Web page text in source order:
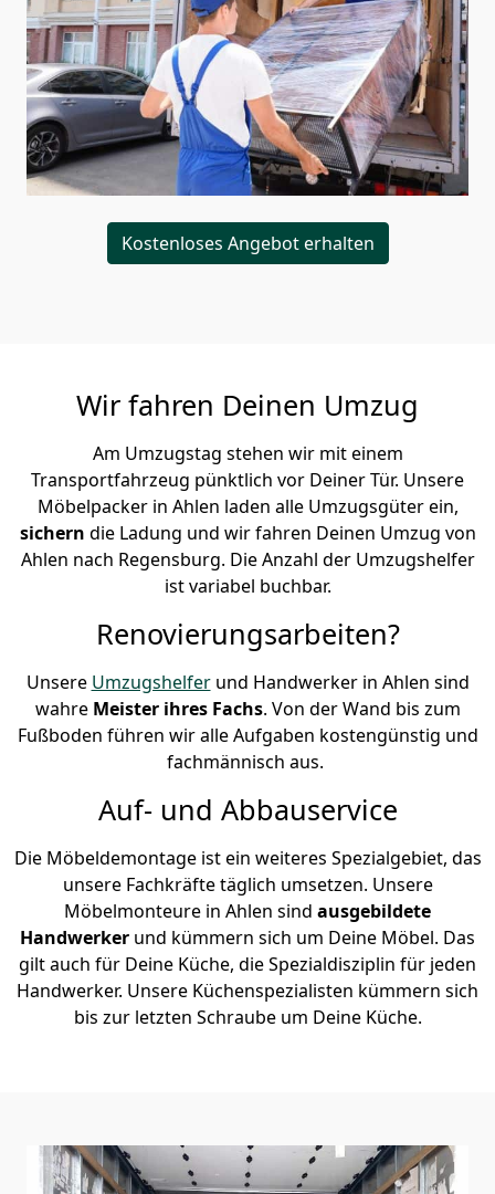
Kostenloses Angebot erhalten
Wir fahren Deinen Umzug
Am Umzugstag stehen wir mit einem
Transportfahrzeug pünktlich vor Deiner Tür. Unsere
Möbelpacker in Ahlen laden alle Umzugsgüter ein,
sichern die Ladung und wir fahren Deinen Umzug von
Ahlen nach Regensburg. Die Anzahl der Umzugshelfer
ist variabel buchbar.
Renovierungsarbeiten?
Unsere Umzugshelferund Handwerker in Ahlen sind
wahre Meister ihres Fachs. Von der Wand bis zum
Fußboden führen wir alle Aufgaben kostengünstig und
fachmännisch aus.
Auf- und Abbauservice
Die Möbeldemontage ist ein weiteres Spezialgebiet, das
unsere Fachkräfte täglich umsetzen. Unsere
Möbelmonteure in Ahlen sind ausgebildete
Handwerker und kümmern sich um Deine Möbel. Das
gilt auch für Deine Küche, die Spezialdisziplin für jeden
Handwerker. Unsere Küchenspezialisten kümmern sich
bis zur letzten Schraube um Deine Küche.